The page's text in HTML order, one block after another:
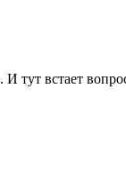
И тут встает